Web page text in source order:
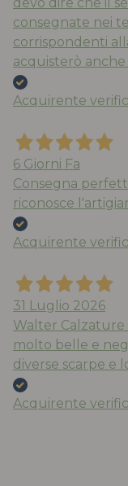
consegnate nei
corrispondenti
acquisterò
Acquirente
6 Giorni Fa
Consegna
riconosce
Acquirente
31 Luglio 2026
Walter Calzature
molto belle e
diverse scarpe e
Acquirente